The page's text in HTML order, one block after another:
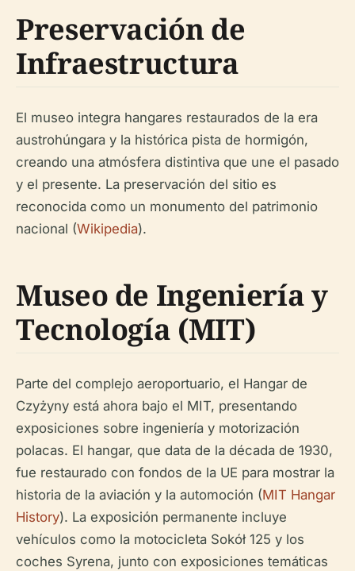
Preservación de
Infraestructura
El museo integra hangares restaurados de la era
austrohúngara y la histórica pista de hormigón,
creando una atmósfera distintiva que une el pasado
y el presente. La preservación del sitio es
reconocida como un monumento del patrimonio
nacional (Wikipedia).
Museo de Ingeniería y
Tecnología (MIT)
Parte del complejo aeroportuario, el Hangar de
Czyżyny está ahora bajo el MIT, presentando
exposiciones sobre ingeniería y motorización
polacas. El hangar, que data de la década de 1930,
fue restaurado con fondos de la UE para mostrar la
historia de la aviación y la automoción (MIT Hangar
History). La exposición permanente incluye
vehículos como la motocicleta Sokół 125 y los
coches Syrena, junto con exposiciones temáticas